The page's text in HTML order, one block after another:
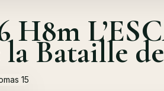
H8m
la Bataille